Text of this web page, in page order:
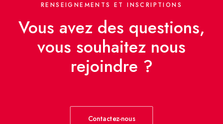
RENSEIGNEMENTS ET INSCRIPTIONS
Vous avez des questions,
vous souhaitez nous
rejoindre ?
Contactez-nous